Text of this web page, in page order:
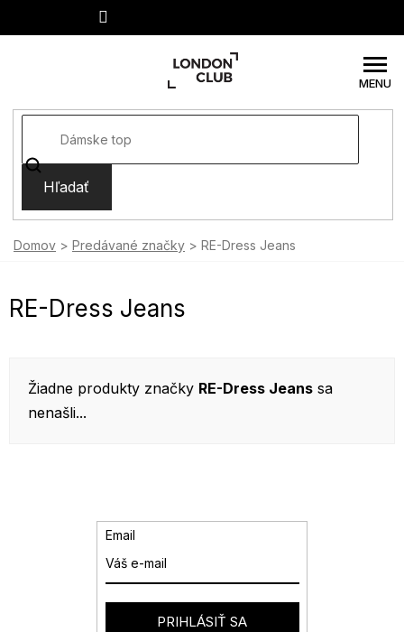
Hľadať
Domov Predávané značky RE-Dress Jeans
RE-Dress Jeans
Žiadne produkty značky RE-Dress Jeans sa
nenašli...
Email
PRIHLÁSIŤ SA